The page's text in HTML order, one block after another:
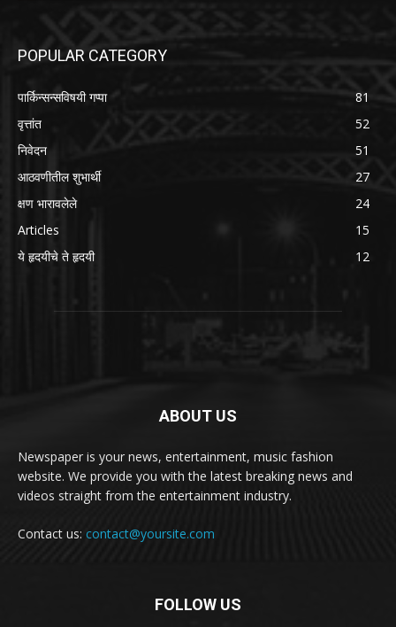
POPULAR CATEGORY
पार्किन्सन्सविषयी गप्पा
81
वृत्तांत
52
निवेदन
51
आठवणीतील शुभार्थी
27
क्षण भारावलेले
24
Articles
15
ये हृदयीचे ते हृदयी
12
ABOUT US
Newspaper is your news, entertainment, music fashion
website. We provide you with the latest breaking news and
videos straight from the entertainment industry.
Contact us: contact@yoursite.com
FOLLOW US